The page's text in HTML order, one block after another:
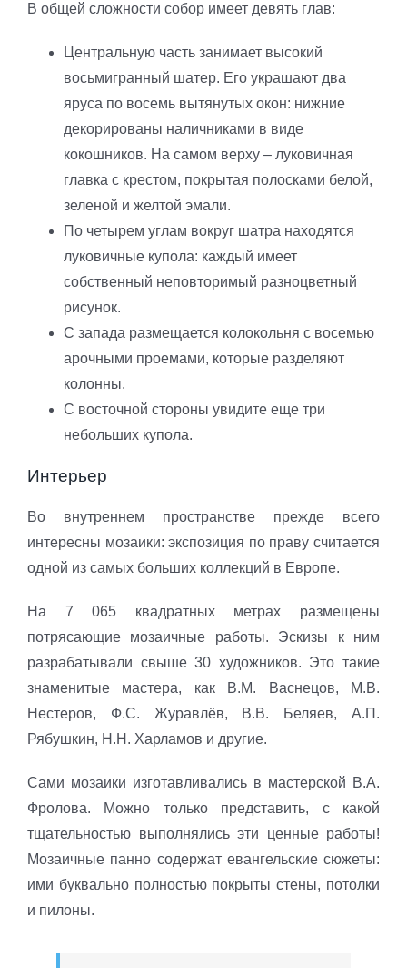
В общей сложности собор имеет девять глав:
Центральную часть занимает высокий
восьмигранный шатер. Его украшают два
яруса по восемь вытянутых окон: нижние
декорированы наличниками в виде
кокошников. На самом верху – луковичная
главка с крестом, покрытая полосками белой,
зеленой и желтой эмали.
По четырем углам вокруг шатра находятся
луковичные купола: каждый имеет
собственный неповторимый разноцветный
рисунок.
С запада размещается колокольня с восемью
арочными проемами, которые разделяют
колонны.
С восточной стороны увидите еще три
небольших купола.
Интерьер
Во внутреннем пространстве прежде всего
интересны мозаики: экспозиция по праву считается
одной из самых больших коллекций в Европе.
На 7 065 квадратных метрах размещены
потрясающие мозаичные работы. Эскизы к ним
разрабатывали свыше 30 художников. Это такие
знаменитые мастера, как В.М. Васнецов, М.В.
Нестеров, Ф.С. Журавлёв, В.В. Беляев, А.П.
Рябушкин, Н.Н. Харламов и другие.
Сами мозаики изготавливались в мастерской В.А.
Фролова. Можно только представить, с какой
тщательностью выполнялись эти ценные работы!
Мозаичные панно содержат евангельские сюжеты:
ими буквально полностью покрыты стены, потолки
и пилоны.